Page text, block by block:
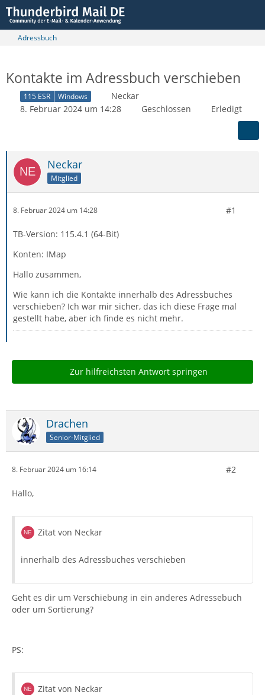
Adressbuch
Kontakte im Adressbuch verschieben
115 ESR Windows
Neckar
8. Februar 2024 um 14:28
Geschlossen Erledigt
Neckar
Mitglied
8. Februar 2024 um 14:28 #1
TB-Version: 115.4.1 (64-Bit)
Konten: IMap
Hallo zusammen,
Wie kann ich die Kontakte innerhalb des Adressbuches
verschieben? Ich war mir sicher, das ich diese Frage mal
gestellt habe, aber ich finde es nicht mehr.
Zur hilfreichsten Antwort springen
Drachen
Senior-Mitglied
8. Februar 2024 um 16:14 #2
Hallo,
Zitat von Neckar
innerhalb des Adressbuches verschieben
Geht es dir um Verschiebung in ein anderes Adressebuch
oder um Sortierung?
PS:
Zitat von Neckar